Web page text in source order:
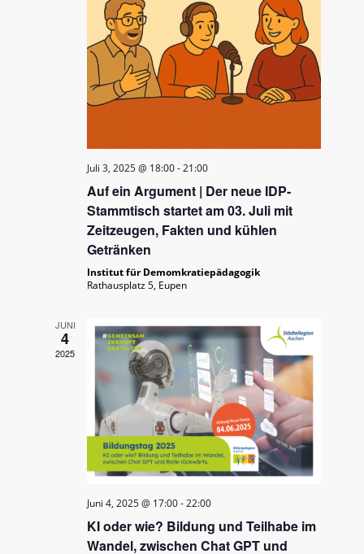
Juli 3, 2025 @ 18:00-21:00
Auf ein Argument | Der neue IDP-
Stammtisch startet am 03. Juli mit
Zeitzeugen, Fakten und kühlen
Getränken
Institut für Demomkratiepädagogik
Rathausplatz 5, Eupen
JUNI
4
2025
Juni 4, 2025 @ 17:00-22:00
KI oder wie? Bildung und Teilhabe im
Wandel, zwischen Chat GPT und